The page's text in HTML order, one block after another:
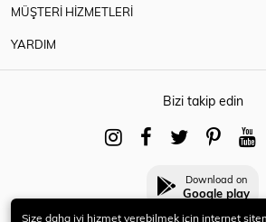
MÜŞTERİ HİZMETLERİ
YARDIM
Bizi takip edin
Download on
Google play
Size daha iyi hizmet verebilmek için internet